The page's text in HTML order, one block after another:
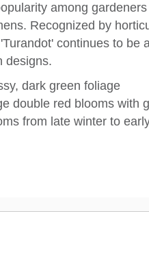
among
Recognized by
continues to be
designs.
dark green foliage
double red blooms with
from late winter to